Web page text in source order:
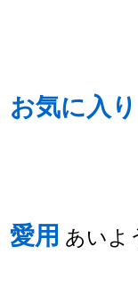
お気に入り
愛用 あいよ